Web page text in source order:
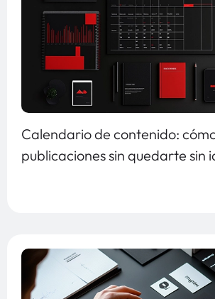
Calendario de contenido:
publicaciones sin quedarte sin